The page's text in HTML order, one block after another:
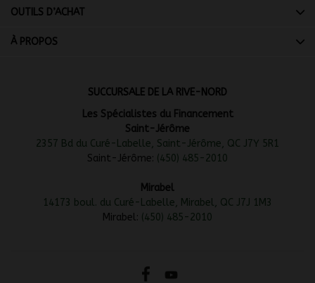
SUCCURSALE DE LA RIVE-NORD
Les Spécialistes du Financement
Saint-Jérôme
2357 Bd du Curé-Labelle, Saint-Jérôme, QC J7Y 5R1
Saint-Jérôme: (450) 485-2010
Mirabel
14173 boul. du Curé-Labelle, Mirabel, QC J7J 1M3
Mirabel: (450) 485-2010
OUTILS D’ACHAT
À PROPOS